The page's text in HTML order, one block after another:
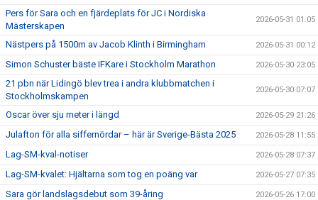
Pers för Sara och en fjärdeplats för JC i Nordiska
Mästerskapen
2026-05-31 01:05
Nästpers på 1500m av Jacob Klinth i Birmingham 2026-05-31 00:12
Simon Schuster bäste IFKare i Stockholm Marathon 2026-05-30 23:05
21 pbn när Lidingö blev trea i andra klubbmatchen i
Stockholmskampen
2026-05-30 07:07
Oscar över sju meter i längd 2026-05-29 21:26
Julafton för alla siffernördar – här är Sverige-Bästa 2025 2026-05-28 11:55
Lag-SM-kval-notiser 2026-05-28 07:37
Lag-SM-kvalet: Hjältarna som tog en poäng var 2026-05-27 07:35
Sara gör landslagsdebut som 39-åring 2026-05-26 17:00